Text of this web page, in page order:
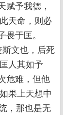
赋予我德，
天命，则必
畏于匡。
斯文也，后死
人其如予
危难，但他
果上天想中
，那也是无